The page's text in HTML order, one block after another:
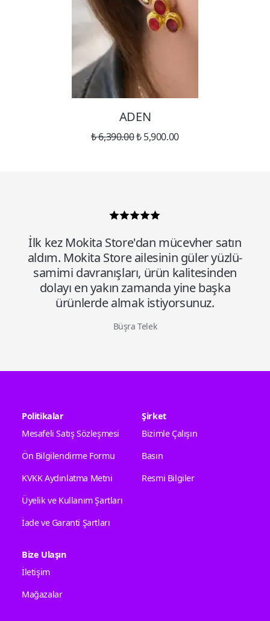
ADEN
₺ 6,390.00₺ 5,900.00
İlk kez Mokita Store'dan mücevher satın
aldım. Mokita Store ailesinin güler yüzlü-
samimi davranışları, ürün kalitesinden
dolayı en yakın zamanda yine başka
ürünlerde almak istiyorsunuz.
Büşra Telek
Politikalar
Mesafeli Satış Sözleşmesi
Ön Bilgilendirme Formu
KVKK Aydınlatma Metni
Üyelik ve Kullanım Şartları
İade ve Garanti Şartları
Şirket
Bizimle Çalışın
Basın
Resmi Bilgiler
Bize Ulaşın
İletişim
Mağazalar